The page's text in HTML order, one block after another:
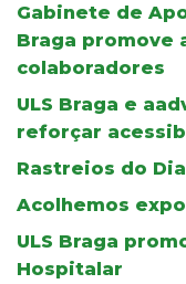
Gabinete de
Braga promove
colaboradores
ULS Braga e
reforçar
Rastreios do
Acolhemos
ULS Braga
Hospitalar